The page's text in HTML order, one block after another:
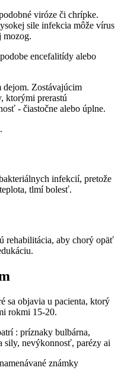
viróze či chrípke.
sile infekcia môže vírus
mozog.
encefalitídy alebo
dejom. Zostávajúcim
ktorými prerastú
- čiastočne alebo úplne.
infekcií, pretože
tlmí bolesť.
rehabilitácia, aby chorý opäť
sa objavia u pacienta, ktorý
rokmi 15-20.
: príznaky bulbárna,
sily, nevýkonnosť, parézy ai
známky